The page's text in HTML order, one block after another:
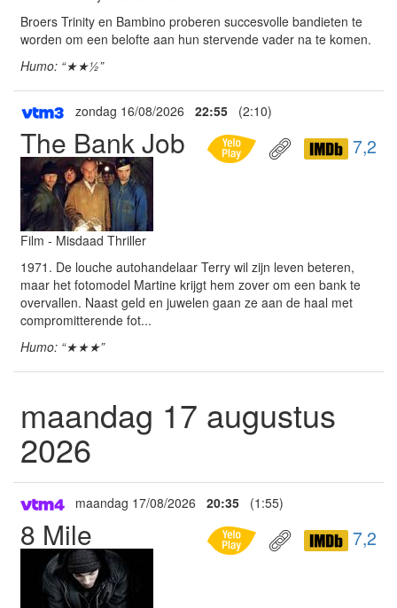
Broers Trinity en Bambino proberen succesvolle bandieten te
worden om een belofte aan hun stervende vader na te komen.
Humo: “★★½”
zondag 16/08/2026 22:55 (2:10)
The Bank Job 7,2
Film - Misdaad Thriller
1971. De louche autohandelaar Terry wil zijn leven beteren,
maar het fotomodel Martine krijgt hem zover om een bank te
overvallen. Naast geld en juwelen gaan ze aan de haal met
compromitterende fot...
Humo: “★★★”
maandag 17 augustus
2026
maandag 17/08/2026 20:35 (1:55)
8 Mile 7,2